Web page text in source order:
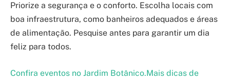
Priorize a segurança e o conforto. Escolha locais com
boa infraestrutura, como banheiros adequados e áreas
de alimentação. Pesquise antes para garantir um dia
feliz para todos.
Confira eventos no Jardim Botânico.Mais dicas de